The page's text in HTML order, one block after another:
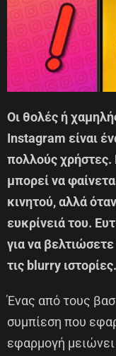
Οι θολές ή
Instagram είναι
πολλούς
μπορεί να
κινητού, αλλά
ευκρίνειά του.
για να
τις blurry ιστορίες.
Ένας από τους
συμπίεση που
εφαρμογή μειώνει